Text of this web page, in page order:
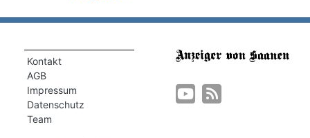
Kontakt
AGB
Impressum
Datenschutz
Team